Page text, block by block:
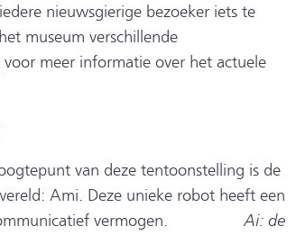
nieuwsgierige bezoeker iets te
museum verschillende
voor meer informatie over het actuele
van deze tentoonstelling is de
Ami. Deze unieke robot heeft een
communicatief vermogen.
Ai: de